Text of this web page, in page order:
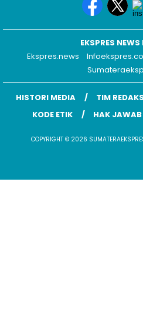
EKSPRES
Ekspres.news
HISTORI MEDIA TIM
KODE ETIK
HAK JAWAB
COPYRIGHT © 2026